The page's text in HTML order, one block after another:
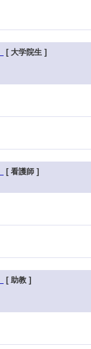
[ 大学院生 ]
[ 看護師 ]
[ 助教 ]